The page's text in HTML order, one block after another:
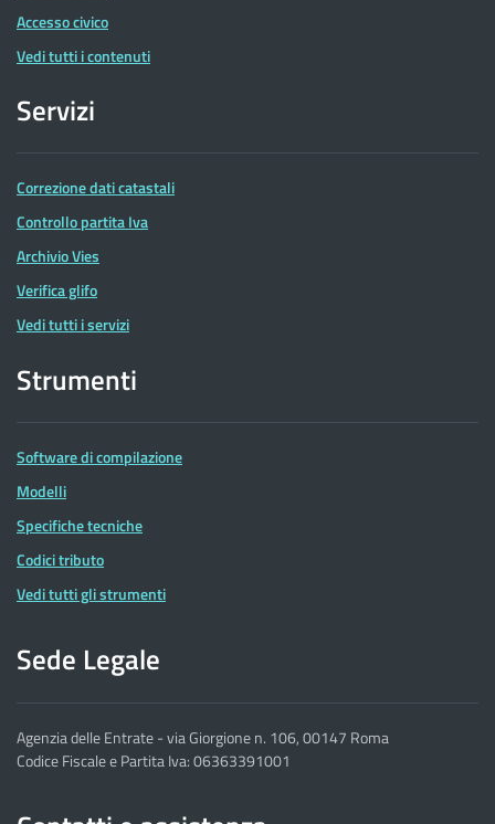
Accesso civico
Vedi tutti i contenuti
Servizi
Correzione dati catastali
Controllo partita Iva
Archivio Vies
Verifica glifo
Vedi tutti i servizi
Strumenti
Software di compilazione
Modelli
Specifiche tecniche
Codici tributo
Vedi tutti gli strumenti
Sede Legale
Agenzia delle Entrate - via Giorgione n. 106, 00147 Roma
Codice Fiscale e Partita Iva: 06363391001